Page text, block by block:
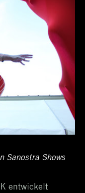
Sanostra Shows
entwickelt